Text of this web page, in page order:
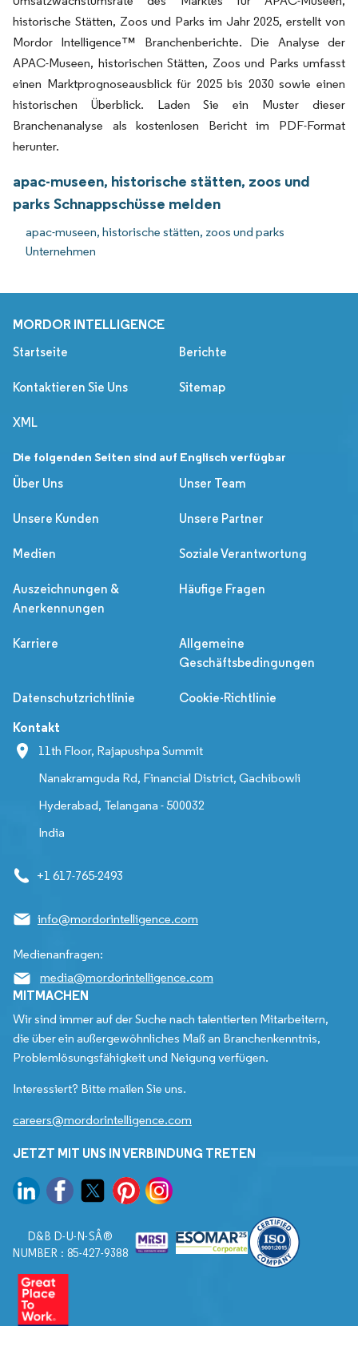
historische Stätten, Zoos und Parks im Jahr 2025, erstellt von
Mordor Intelligence™ Branchenberichte. Die Analyse der
APAC-Museen, historischen Stätten, Zoos und Parks umfasst
einen Marktprognoseausblick für 2025 bis 2030 sowie einen
historischen Überblick. Laden Sie ein Muster dieser
Branchenanalyse als kostenlosen Bericht im PDF-Format
herunter.
apac-museen, historische stätten, zoos und
parks Schnappschüsse melden
apac-museen, historische stätten, zoos und parks
Unternehmen
MORDOR INTELLIGENCE
Startseite Berichte
Kontaktieren Sie Uns Sitemap
XML
Die folgenden Seiten sind auf Englisch verfügbar
Über Uns
Unser Team
Unsere Kunden Unsere Partner
Medien Soziale Verantwortung
Auszeichnungen &
Anerkennungen
Häufige Fragen
Karriere
Allgemeine
Geschäftsbedingungen
Datenschutzrichtlinie Cookie-Richtlinie
Kontakt
11th Floor, Rajapushpa Summit
Nanakramguda Rd, Financial District, Gachibowli
Hyderabad, Telangana - 500032
India
+1 617-765-2493
info@mordorintelligence.com
Medienanfragen:
media@mordorintelligence.com
MITMACHEN
Wir sind immer auf der Suche nach talentierten Mitarbeitern,
die über ein außergewöhnliches Maß an Branchenkenntnis,
Problemlösungsfähigkeit und Neigung verfügen.
Interessiert? Bitte mailen Sie uns.
careers@mordorintelligence.com
JETZT MIT UNS IN VERBINDUNG TRETEN
D&B D-U-N-SÂ®
NUMBER : 85-427-9388